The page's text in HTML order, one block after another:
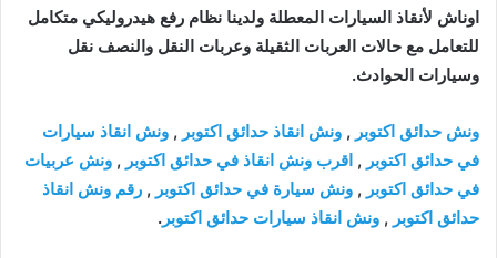
اوناش لأنقاذ السيارات المعطلة ولدينا نظام رفع هيدروليكي متكامل
للتعامل مع حالات العربات الثقيلة وعربات النقل والنصف نقل
وسيارات الحوادث.
ونش حدائق اكتوبر , ونش انقاذ حدائق اكتوبر , ونش انقاذ سيارات
في حدائق اكتوبر , اقرب ونش انقاذ في حدائق اكتوبر , ونش عربيات
في حدائق اكتوبر , ونش سيارة في حدائق اكتوبر , رقم ونش انقاذ
حدائق اكتوبر , ونش انقاذ سيارات حدائق اكتوبر .